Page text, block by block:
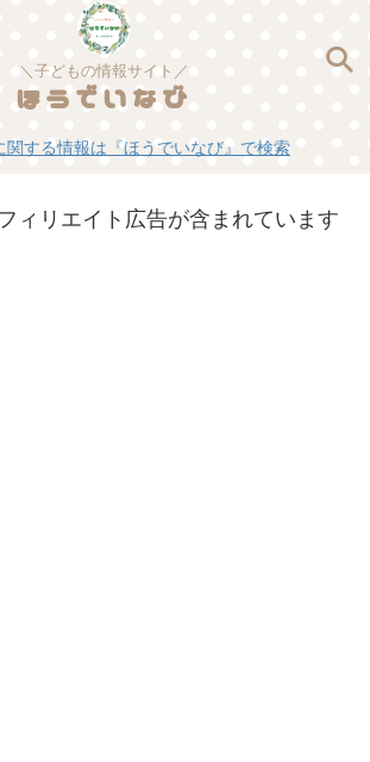
＼子どもの情報サイト／
ほうでいなび
は『ほうでいなび』で検索
ィリエイト広告が含まれています